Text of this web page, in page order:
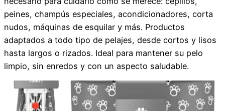
peines, champús especiales, acondicionadores, corta
nudos, máquinas de esquilar y más. Productos
adaptados a todo tipo de pelajes, desde cortos y lisos
hasta largos o rizados. Ideal para mantener su pelo
limpio, sin enredos y con un aspecto saludable.